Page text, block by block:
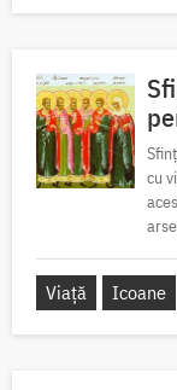
cu
Viață Icoane